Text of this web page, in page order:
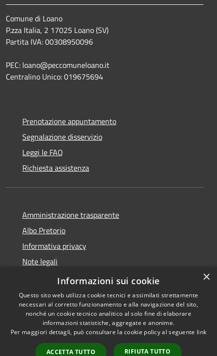
Comune di Loano
P.zza Italia, 2 17025 Loano (SV)
Partita IVA: 00308950096
PEC: loano@peccomuneloano.it
Centralino Unico: 019675694
Prenotazione appuntamento
Segnalazione disservizio
Leggi le FAQ
Richiesta assistenza
Amministrazione trasparente
Albo Pretorio
Informativa privacy
Note legali
Dichiarazione di accessibilità
Accessibilità
Copyright © 2026 • Comune di
Loano • Powered by
Municipium•
Accesso
×
Informazioni sui cookie
Questo sito web utilizza cookie tecnici e assimilati strettamente
necessari al corretto funzionamento e alla navigazione del sito,
nonché un cookie tecnico analitico al solo fine di elaborare
informazioni statistiche, aggregate e anonime.
Per maggiori dettagli, può consultare la cookie policy al seguente link
ACCETTA TUTTO RIFIUTA TUTTO